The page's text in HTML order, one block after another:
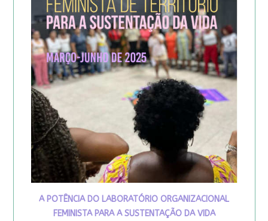
A POTÊNCIA DO LABORATÓRIO ORGANIZACIONAL
FEMINISTA PARA A SUSTENTAÇÃO DA VIDA